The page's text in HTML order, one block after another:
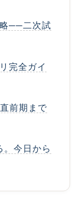
──二次試
完全ガイ
前期まで
今日から